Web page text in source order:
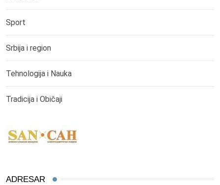
Sport
Srbija i region
Tehnologija i Nauka
Tradicija i Običaji
ADRESAR